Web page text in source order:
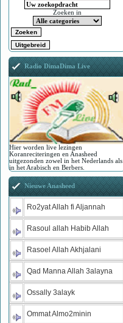
Zoeken in
Radio DimaDima Live
Hier worden live lezingen
Koranreciteringen en Anasheed
uitgezonden zowel in het Nederlands als
in het Arabisch en Berbers.
Nieuwe Anasheed
Ro2yat Allah fi Aljannah
Rasoul allah Habib Allah
Rasoel Allah Akhjalani
Qad Manna Allah 3alayna
Ossally 3alayk
Ommat Almo2minin